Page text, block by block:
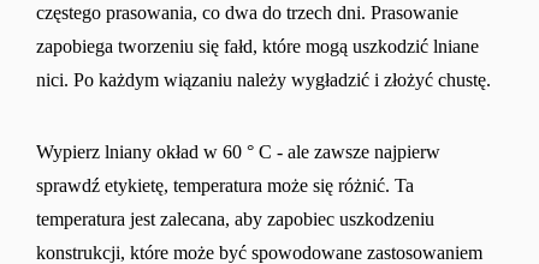
częstego prasowania, co dwa do trzech dni. Prasowanie
zapobiega tworzeniu się fałd, które mogą uszkodzić lniane
nici. Po każdym wiązaniu należy wygładzić i złożyć chustę.
Wypierz lniany okład w 60 ° C - ale zawsze najpierw
sprawdź etykietę, temperatura może się różnić. Ta
temperatura jest zalecana, aby zapobiec uszkodzeniu
konstrukcji, które może być spowodowane zastosowaniem